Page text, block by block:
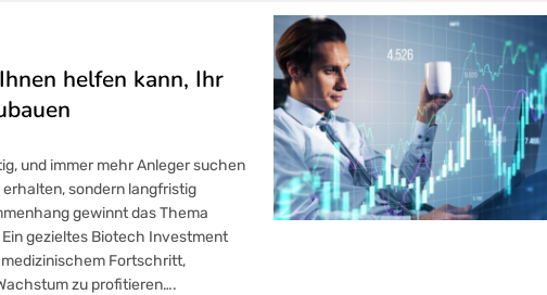
helfen kann, Ihr
und immer mehr Anleger suchen
sondern langfristig
gewinnt das Thema
gezieltes Biotech Investment
Fortschritt,
zu profitieren….